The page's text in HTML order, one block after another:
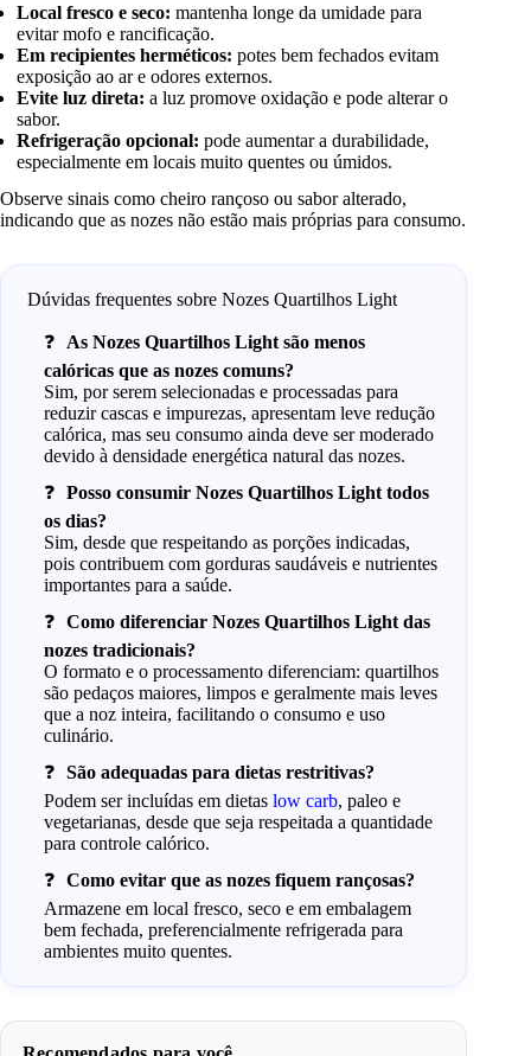
Local fresco e seco: mantenha longe da umidade para
evitar mofo e rancificação.
Em recipientes herméticos: potes bem fechados evitam
exposição ao ar e odores externos.
Evite luz direta: a luz promove oxidação e pode alterar o
sabor.
Refrigeração opcional: pode aumentar a durabilidade,
especialmente em locais muito quentes ou úmidos.
Observe sinais como cheiro rançoso ou sabor alterado,
indicando que as nozes não estão mais próprias para consumo.
Dúvidas frequentes sobre Nozes Quartilhos Light
As Nozes Quartilhos Light são menos
calóricas que as nozes comuns?
Sim, por serem selecionadas e processadas para
reduzir cascas e impurezas, apresentam leve redução
calórica, mas seu consumo ainda deve ser moderado
devido à densidade energética natural das nozes.
Posso consumir Nozes Quartilhos Light todos
os dias?
Sim, desde que respeitando as porções indicadas,
pois contribuem com gorduras saudáveis e nutrientes
importantes para a saúde.
Como diferenciar Nozes Quartilhos Light das
nozes tradicionais?
O formato e o processamento diferenciam: quartilhos
são pedaços maiores, limpos e geralmente mais leves
que a noz inteira, facilitando o consumo e uso
culinário.
São adequadas para dietas restritivas?
Podem ser incluídas em dietaslow carb, paleo e
vegetarianas, desde que seja respeitada a quantidade
para controle calórico.
Como evitar que as nozes fiquem rançosas?
Armazene em local fresco, seco e em embalagem
bem fechada, preferencialmente refrigerada para
ambientes muito quentes.